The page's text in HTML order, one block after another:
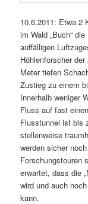
10.6.2011: Etwa 2
im Wald „Buch“
auffälligen
Höhlenforscher
Meter tiefen
Zustieg zu einem
Innerhalb weniger
Fluss auf fast
Flusstunnel ist bis
stellenweise
werden sicher
Forschungstouren
erwartet, dass die
wird und auch
kann.